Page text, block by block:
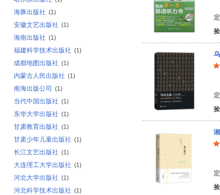
海豚出版社 (1)
安徽文艺出版社 (1)
海南出版社 (1)
福建科学技术出版社 (1)
成都地图出版社 (1)
内蒙古人民出版社 (1)
南海出版公司 (1)
当代中国出版社 (1)
东华大学出版社 (1)
甘肃教育出版社 (1)
甘肃少年儿童出版社 (1)
长江文艺出版社 (1)
大连理工大学出版社 (1)
河北大学出版社 (1)
河北科学技术出版社 (1)